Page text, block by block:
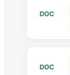
DOC
DOC